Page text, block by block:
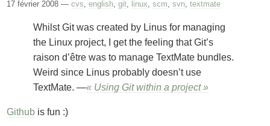
17 février 2008—cvs ,english ,git linux ,scm ,svn ,textmate
Whilst Git was created by Linus for managing
the Linux project, I get the feeling that Git’s
raison d’être was to manage TextMate bundles.
Weird since Linus probably doesn’t use
TextMate.
« Using Git within a project »
Github is fun :)